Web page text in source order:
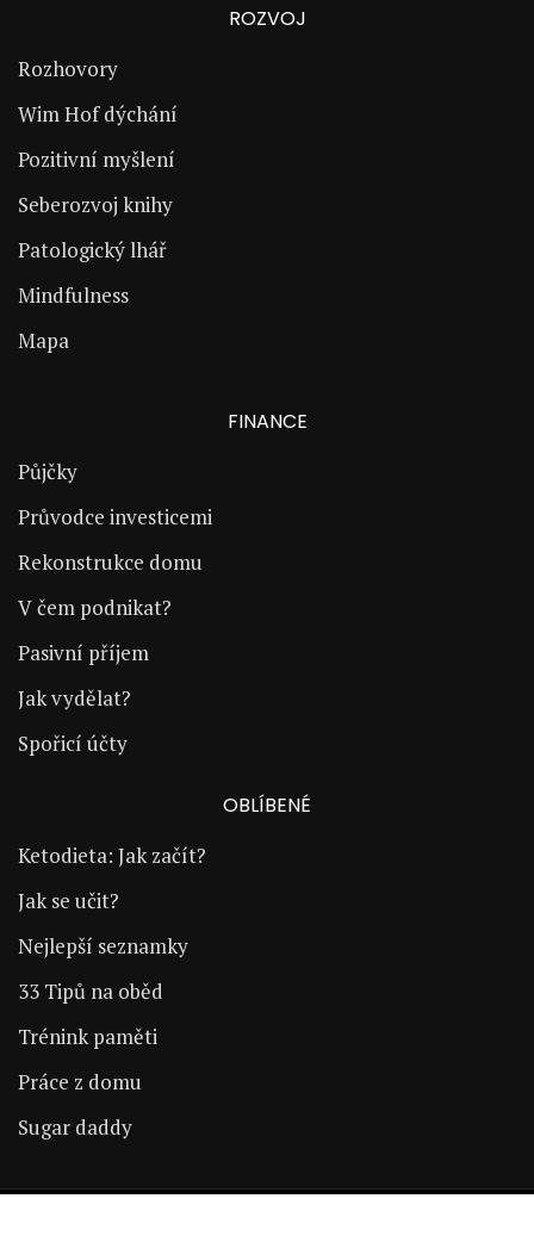
ROZVOJ
Rozhovory
Wim Hof dýchání
Pozitivní myšlení
Seberozvoj knihy
Patologický lhář
Mindfulness
Mapa
FINANCE
Půjčky
Průvodce investicemi
Rekonstrukce domu
V čem podnikat?
Pasivní příjem
Jak vydělat?
Spořicí účty
OBLÍBENÉ
Ketodieta: Jak začít?
Jak se učit?
Nejlepší seznamky
33 Tipů na oběd
Trénink paměti
Práce z domu
Sugar daddy